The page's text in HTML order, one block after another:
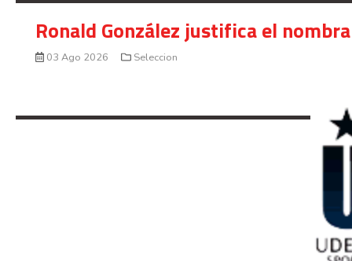
Ronald González justifica el
03 Ago 2026 Seleccion